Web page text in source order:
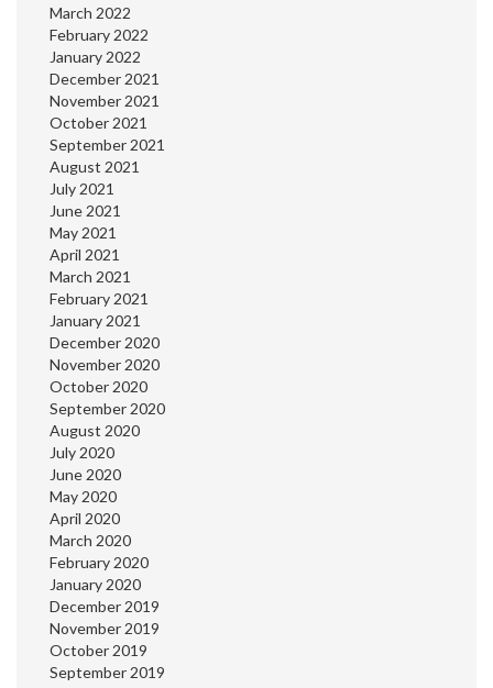
March 2022
February 2022
January 2022
December 2021
November 2021
October 2021
September 2021
August 2021
July 2021
June 2021
May 2021
April 2021
March 2021
February 2021
January 2021
December 2020
November 2020
October 2020
September 2020
August 2020
July 2020
June 2020
May 2020
April 2020
March 2020
February 2020
January 2020
December 2019
November 2019
October 2019
September 2019